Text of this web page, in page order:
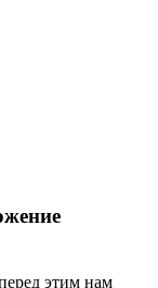
этим нам